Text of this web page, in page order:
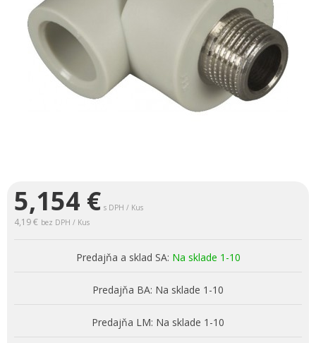
5,154 € s DPH / Kus
4,19 € bez DPH / Kus
Predajňa a sklad SA: Na sklade 1-10
Predajňa BA: Na sklade 1-10
Predajňa LM: Na sklade 1-10